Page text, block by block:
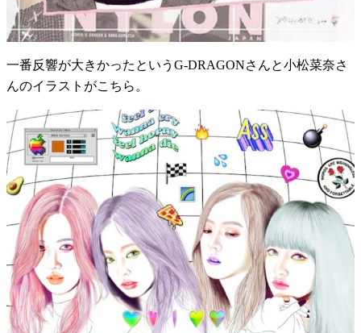
一番反響が大きかったというG-DRAGONさんと小松菜奈さ
んのイラストがこちら。